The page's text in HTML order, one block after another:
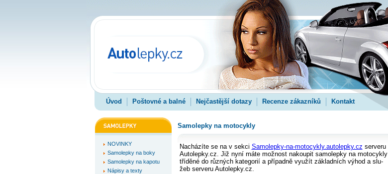
Úvod Poštovné a balné Nejčastější dotazy Recenze zákazníků Kontakt
NOVINKY
Samolepky na boky
Samolepky na kapotu
Nápisy a texty
Samolepky na motocykly
Nacházíte se na v sekci Samolepky-na-motocykly.autolepky.cz serveru
Autolepky.cz. Již nyní máte možnost nakoupit samolepky na motocykly
tříděné do různých kategorií a případně využít základních výhod a slu-
žeb serveru Autolepky.cz.